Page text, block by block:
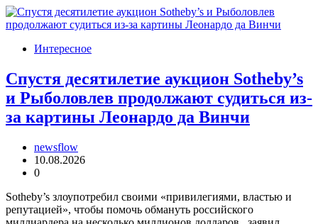
Интересное
Спустя десятилетие аукцион Sotheby’s
и Рыболовлев продолжают судиться из-
за картины Леонардо да Винчи
newsflow
10.08.2026
0
Sotheby’s злоупотребил своими «привилегиями, властью и
репутацией», чтобы помочь обмануть российского